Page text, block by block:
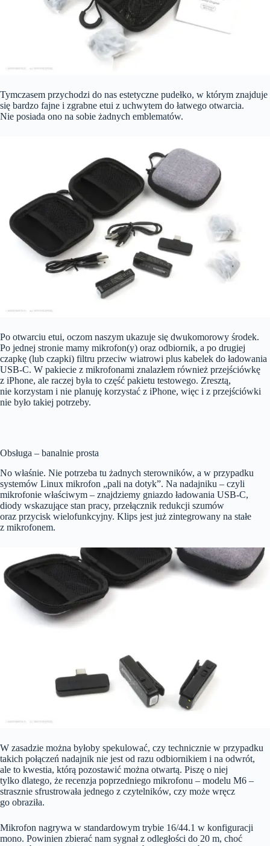
Tymczasem przychodzi do nas estetyczne pudełko, w którym znajduje
się bardzo fajne i zgrabne etui z uchwytem do łatwego otwarcia.
Nie posiada ono na sobie żadnych emblematów.
Po otwarciu etui, oczom naszym ukazuje się dwukomorowy środek.
Po jednej stronie mamy mikrofon(y) oraz odbiornik, a po drugiej
czapkę (lub czapki) filtru przeciw wiatrowi plus kabelek do ładowania
USB-C. W pakiecie z mikrofonami znalazłem również przejściówkę
z iPhone, ale raczej była to część pakietu testowego. Zresztą,
nie korzystam i nie planuję korzystać z iPhone, więc i z przejściówki
nie było takiej potrzeby.
Obsługa – banalnie prosta
No właśnie. Nie potrzeba tu żadnych sterowników, a w przypadku
systemów Linux mikrofon „pali na dotyk”. Na nadajniku – czyli
mikrofonie właściwym – znajdziemy gniazdo ładowania USB-C,
diody wskazujące stan pracy, przełącznik redukcji szumów
oraz przycisk wielofunkcyjny. Klips jest już zintegrowany na stałe
z mikrofonem.
W zasadzie można byłoby spekulować, czy technicznie w przypadku
takich połączeń nadajnik nie jest od razu odbiornikiem i na odwrót,
ale to kwestia, którą pozostawić można otwartą. Piszę o niej
tylko dlatego, że recenzja poprzedniego mikrofonu – modelu M6 –
strasznie sfrustrowała jednego z czytelników, czy może wręcz
go obraziła.
Mikrofon nagrywa w standardowym trybie 16/44.1 w konfiguracji
mono. Powinien zbierać nam sygnał z odległości do 20 m, choć